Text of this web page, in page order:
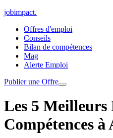
jobimpact.
Offres d'emploi
Conseils
Bilan de compétences
Mag
Alerte Emploi
Publier une Offre
Les 5 Meilleurs
Compétences à